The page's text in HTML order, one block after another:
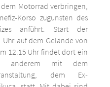
Motorrad verbringen,
Korso zugunsten des
anführt. Start der
auf dem Gelände von
12.15 Uhr findet dort ein
anderem mit dem
dem Ex-